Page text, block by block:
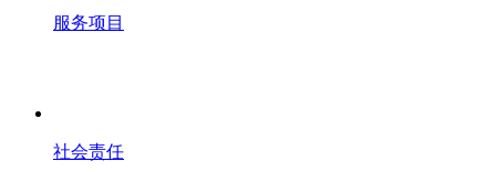
服务项目
社会责任